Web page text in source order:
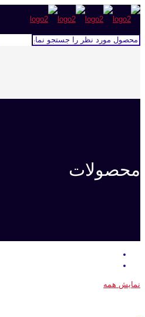
محصولات
نمایش همه